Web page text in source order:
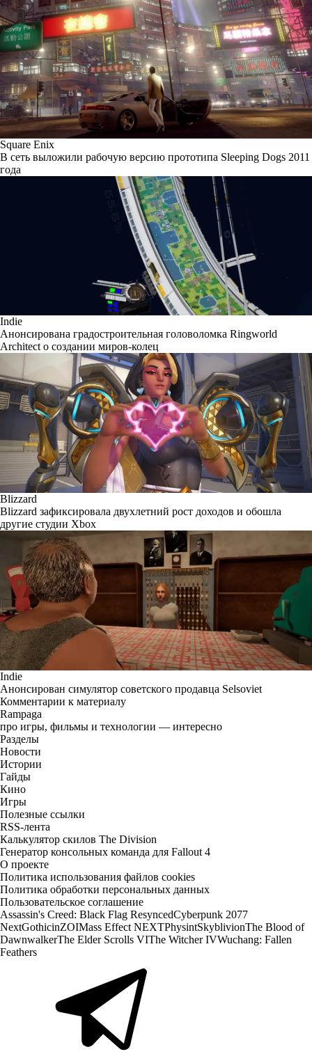
Square Enix
В сеть выложили рабочую версию прототипа Sleeping Dogs 2011
года
Indie
Анонсирована градостроительная головоломка Ringworld
Architect о создании миров-колец
Blizzard
Blizzard зафиксировала двухлетний рост доходов и обошла
другие студии Xbox
Indie
Анонсирован симулятор советского продавца Selsoviet
Комментарии к материалу
Rampaga
про игры, фильмы и технологии — интересно
Разделы
Новости
Истории
Гайды
Кино
Игры
Полезные ссылки
RSS-лента
Калькулятор скилов The Division
Генератор консольных команда для Fallout 4
О проекте
Политика использования файлов cookies
Политика обработки персональных данных
Пользовательское соглашение
Assassin's Creed: Black Flag ResyncedCyberpunk 2077
NextGothicinZOIMass Effect NEXTPhysintSkyblivionThe Blood of
DawnwalkerThe Elder Scrolls VIThe Witcher IVWuchang: Fallen
Feathers